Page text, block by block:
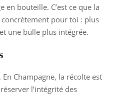
en bouteille. C’est ce que la
pour toi : plus
une bulle plus intégrée.
Champagne, la récolte est
l’intégrité des